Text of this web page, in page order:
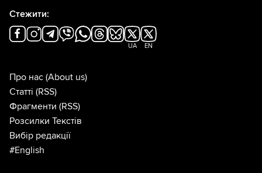
Стежити:
UA EN
Про нас (About us)
Статті (RSS)
Фрагменти (RSS)
Розсилки Текстів
Вибір редакції
#English